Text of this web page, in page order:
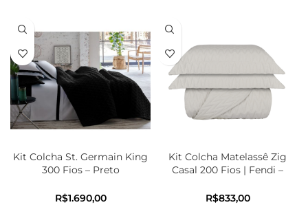
Kit Colcha St. Germain King
300 Fios – Preto
R$
Kit Colcha Matelassê Zig
Casal 200 Fios | Fendi –
R$